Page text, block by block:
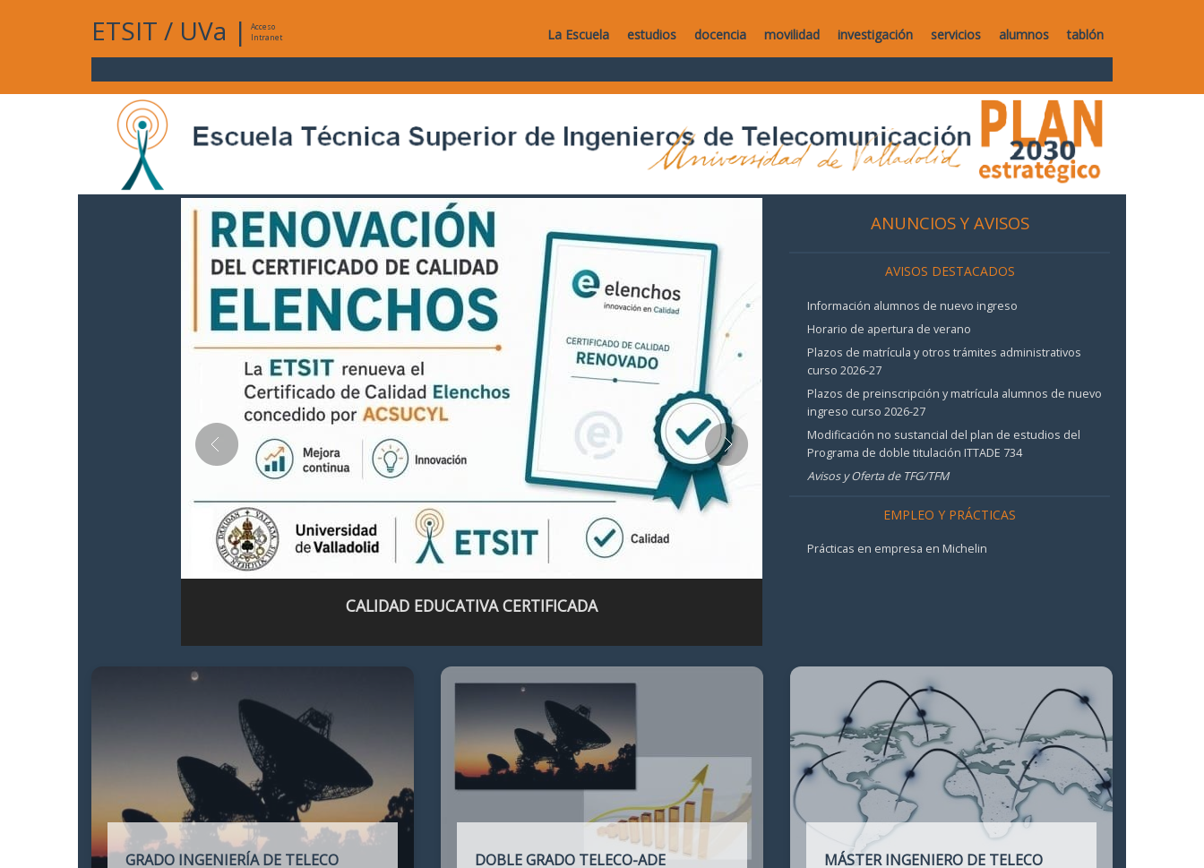
ETSIT / UVa |
Acceso
Intranet
La Escuela estudios docencia movilidad investigación servicios alumnos tablón
CALIDAD EDUCATIVA CERTIFICADA
ANUNCIOS Y AVISOS
AVISOS DESTACADOS
Información alumnos de nuevo ingreso
Horario de apertura de verano
Plazos de matrícula y otros trámites administrativos
curso 2026-27
Plazos de preinscripción y matrícula alumnos de nuevo
ingreso curso 2026-27
Modificación no sustancial del plan de estudios del
Programa de doble titulación ITTADE 734
Avisos y Oferta de TFG/TFM
EMPLEO Y PRÁCTICAS
Prácticas en empresa en Michelin
GRADO INGENIERÍA DE TELECO DOBLE GRADO TELECO-ADE MÁSTER INGENIERO DE TELECO